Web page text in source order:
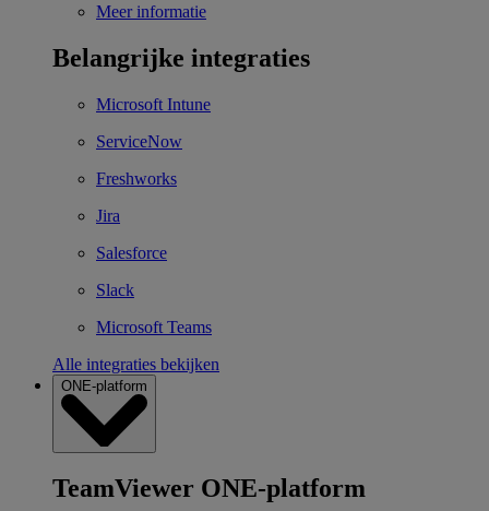
Meer informatie
Belangrijke integraties
Microsoft Intune
ServiceNow
Freshworks
Jira
Salesforce
Slack
Microsoft Teams
Alle integraties bekijken
ONE-platform
TeamViewer ONE-platform